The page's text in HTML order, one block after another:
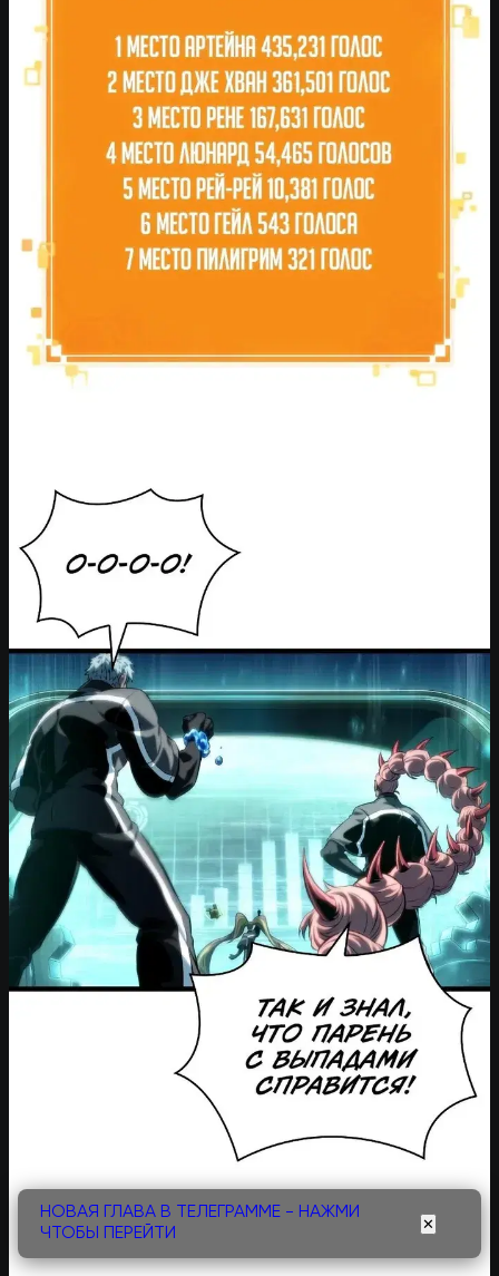
НОВАЯ ГЛАВА В ТЕЛЕГРАММЕ - НАЖМИ
ЧТОБЫ ПЕРЕЙТИ
✕